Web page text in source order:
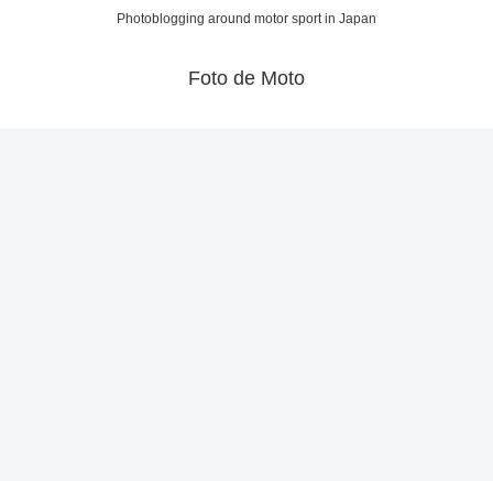
Photoblogging around motor sport in Japan
Foto de Moto